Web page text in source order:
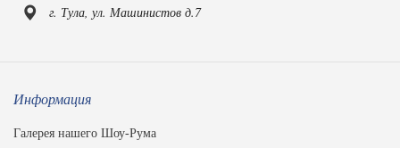
г. Тула, ул. Машинистов д.7
Информация
Галерея нашего Шоу-Рума